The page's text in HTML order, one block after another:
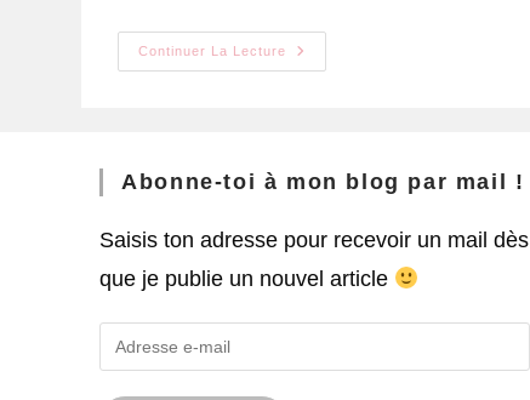
Continuer La Lecture
Abonne-toi à mon blog par mail !
Saisis ton adresse pour recevoir un mail dès
que je publie un nouvel article